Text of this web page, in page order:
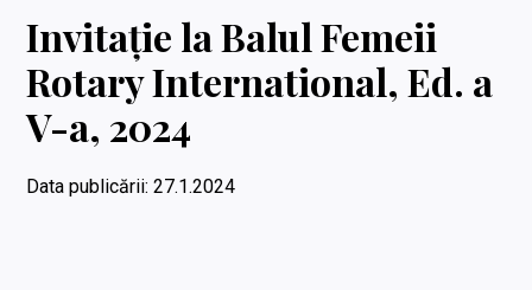
Invitație la Balul Femeii
Rotary International, Ed. a
V-a, 2024
Data publicării: 27.1.2024